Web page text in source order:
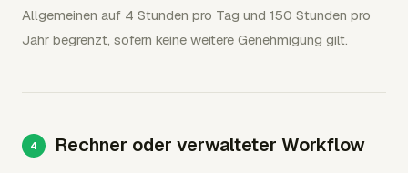
Allgemeinen auf 4 Stunden pro Tag und 150 Stunden pro
Jahr begrenzt, sofern keine weitere Genehmigung gilt.
Rechner oder verwalteter Workflow